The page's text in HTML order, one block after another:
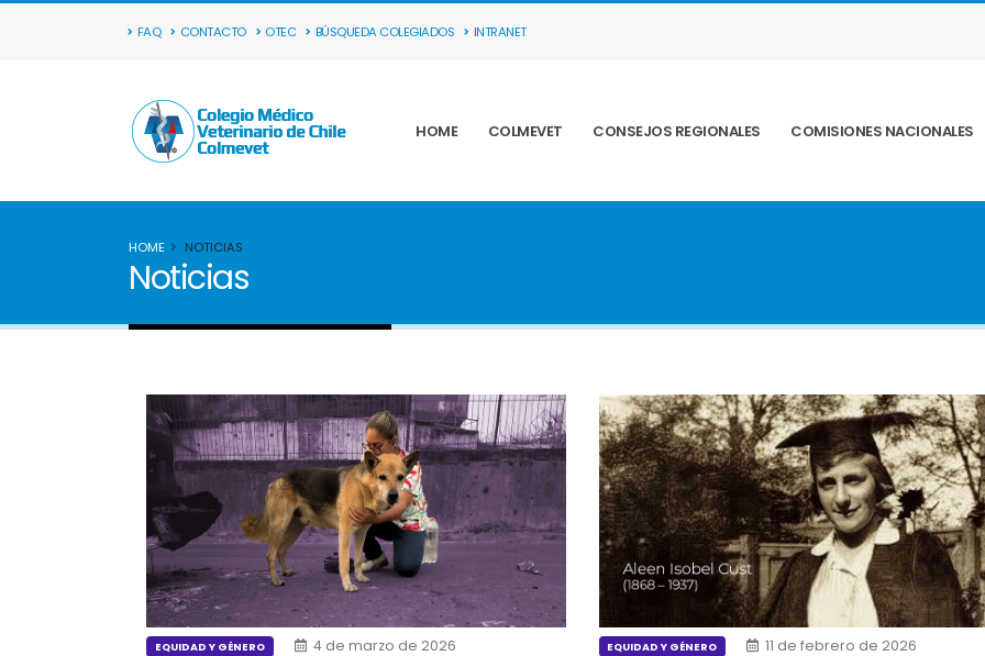
FAQ CONTACTO OTEC BÚSQUEDA COLEGIADOS INTRANET
HOME COLMEVET CONSEJOS REGIONALES COMISIONES NACIONALES
HOME NOTICIAS
Noticias
EQUIDAD Y GÉNERO 4 de marzo de 2026 EQUIDAD Y GÉNERO 11 de febrero de 2026